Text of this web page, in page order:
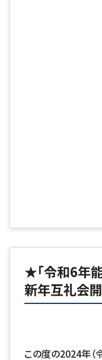
★「令和6年
新年互礼会
この度の2024年（